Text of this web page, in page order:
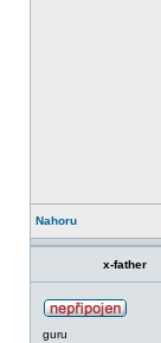
Nahoru
x-father
guru